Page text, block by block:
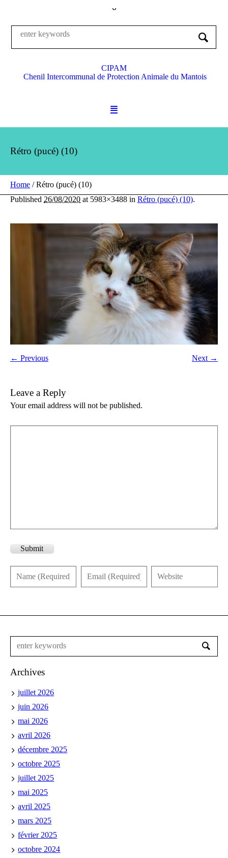
CIPAM
Chenil Intercommunal de Protection Animale du Mantois
Rétro (pucé) (10)
Home /Rétro (pucé) (10)
Published 26/08/2020 at 5983×3488 in Rétro (pucé) (10).
← Previous Next →
Leave a Reply
Your email address will not be published.
Submit
Archives
juillet 2026
juin 2026
mai 2026
avril 2026
décembre 2025
octobre 2025
juillet 2025
mai 2025
avril 2025
mars 2025
février 2025
octobre 2024